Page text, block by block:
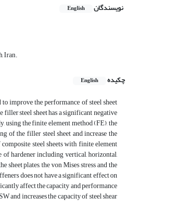
نویسندگان English
Iran.
چکیده
English
improve the performance of steel sheet
steel sheet has a significant negative
using the finite element method (FE), the
of the filler steel sheet and increase the
steel sheets with finite element
of hardener including vertical, horizontal,
plates, the von Mises stress and the
does not have a significant effect on
affect the capacity and performance
and increases the capacity of steel shear